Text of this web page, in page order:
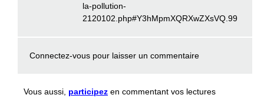
la-pollution-
2120102.php#Y3hMpmXQRXwZXsVQ.99
Connectez-vous pour laisser un commentaire
Vous aussi, participez en commentant vos lectures